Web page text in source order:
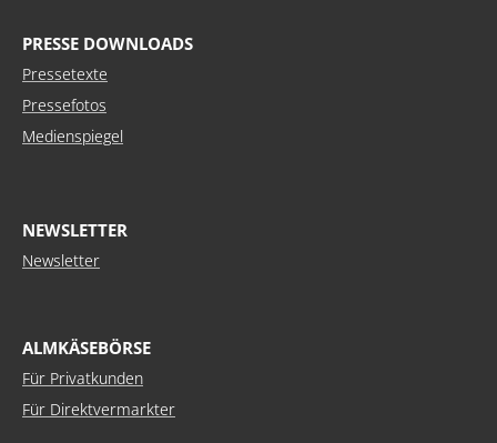
PRESSE DOWNLOADS
Pressetexte
Pressefotos
Medienspiegel
NEWSLETTER
Newsletter
ALMKÄSEBÖRSE
Für Privatkunden
Für Direktvermarkter